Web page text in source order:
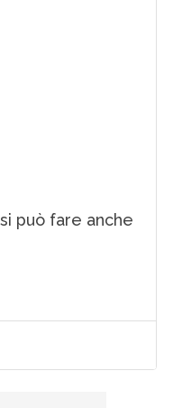
può fare anche